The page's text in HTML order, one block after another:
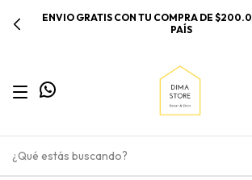
3 CUOTAS SIN INTERÉS /// 6 CUOTAS SIN
COMPRAS SUPERIORES A